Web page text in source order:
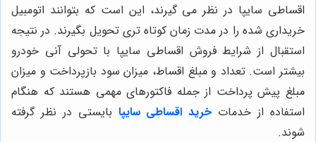
اقساطی سایپا در نظر می گیرند، این است که بتوانند اتومبیل
خریداری شده را در مدت زمان کوتاه تری تحویل بگیرند. در نتیجه
استقبال از شرایط فروش اقساطی سایپا با تحولی آنی خودرو
بیشتر است. تعداد و مبلغ اقساط، میزان سود بازپرداخت و میزان
مبلغ پیش پرداخت از جمله فاکتورهای مهمی هستند که هنگام
استفاده از خدمات خرید اقساطی سایپا بایستی در نظر گرفته
شوند.